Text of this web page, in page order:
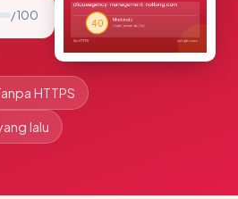
/ 100
HTTPS
lalu